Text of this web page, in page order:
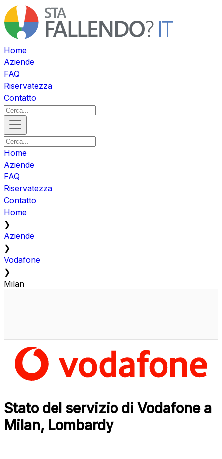
Home
Aziende
FAQ
Riservatezza
Contatto
Home
Aziende
FAQ
Riservatezza
Contatto
Home
❯
Aziende
❯
Vodafone
❯
Milan
Stato del servizio di Vodafone a
Milan, Lombardy